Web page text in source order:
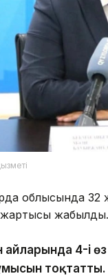
облысында 32
жартысы жабылды.
айларында 4-і өз
тоқтатты.